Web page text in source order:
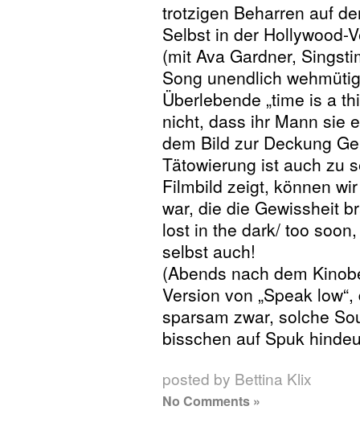
trotzigen Beharren auf
Selbst in der Hollywood-
(mit Ava Gardner,
Song unendlich
Überlebende „time is a
nicht, dass ihr Mann sie
dem Bild zur Deckung
Tätowierung ist auch zu
Filmbild zeigt, können
war, die die Gewissheit
lost in the dark/ too
selbst auch!
(Abends nach dem
Version von „Speak
sparsam zwar, solche
bisschen auf Spuk
posted by Bettina Klix
No Comments »